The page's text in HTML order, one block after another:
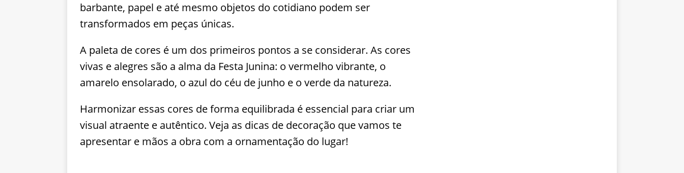
barbante, papel e até mesmo objetos do cotidiano podem ser
transformados em peças únicas.
A paleta de cores é um dos primeiros pontos a se considerar. As cores
vivas e alegres são a alma da Festa Junina: o vermelho vibrante, o
amarelo ensolarado, o azul do céu de junho e o verde da natureza.
Harmonizar essas cores de forma equilibrada é essencial para criar um
visual atraente e autêntico. Veja as dicas de decoração que vamos te
apresentar e mãos a obra com a ornamentação do lugar!